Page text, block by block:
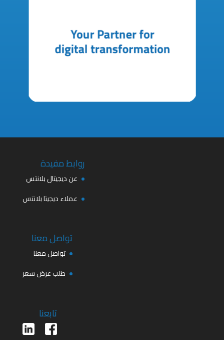
روابط مفيدة
عن ديجيتال بلانتس
عملاء ديجيتا بلانتس
تواصل معنا
تواصل معنا
طلب عرض سعر
تابعنا